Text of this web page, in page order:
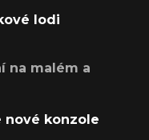
lodi
na malém a
nové konzole